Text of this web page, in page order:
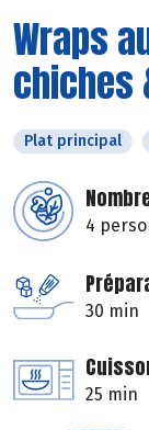
Wraps
chiches
Plat principal
4
30 min
25 min